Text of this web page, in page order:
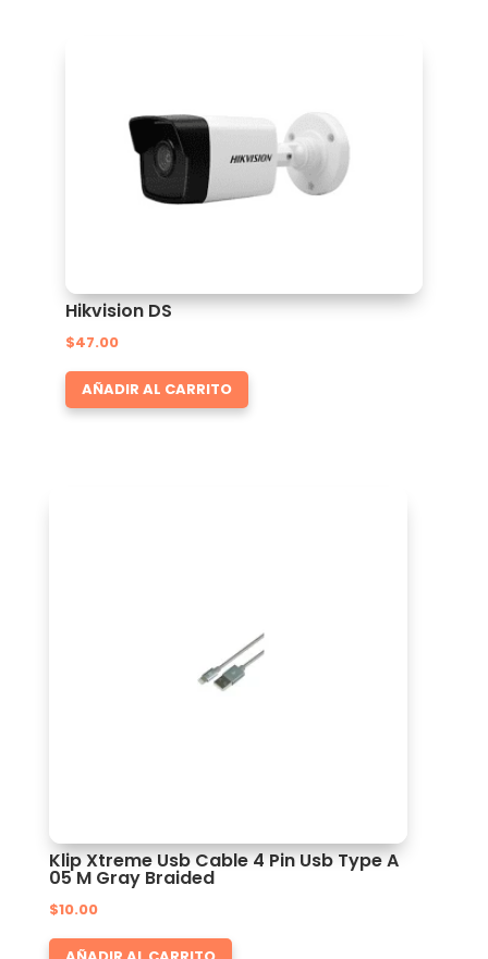
Hikvision DS
$47.00
AÑADIR AL CARRITO
Klip Xtreme Usb Cable 4 Pin Usb Type A
05 M Gray Braided
$10.00